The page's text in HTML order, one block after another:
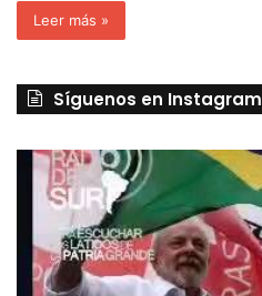
Leer más »
Síguenos en Instagram